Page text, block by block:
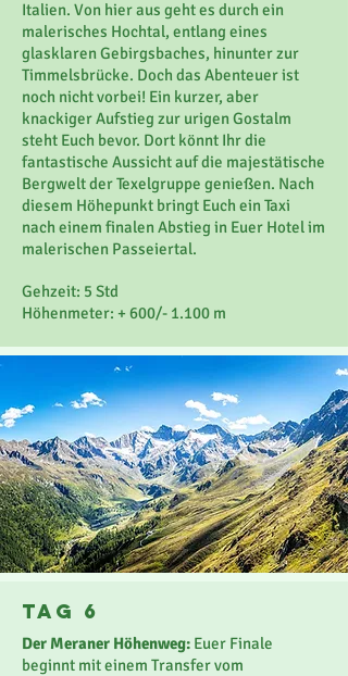
Italien. Von hier aus geht es durch ein
malerisches Hochtal, entlang eines
glasklaren Gebirgsbaches, hinunter zur
Timmelsbrücke. Doch das Abenteuer ist
noch nicht vorbei! Ein kurzer, aber
knackiger Aufstieg zur urigen Gostalm
steht Euch bevor. Dort könnt Ihr die
fantastische Aussicht auf die majestätische
Bergwelt der Texelgruppe genießen. Nach
diesem Höhepunkt bringt Euch ein Taxi
nach einem finalen Abstieg in Euer Hotel im
malerischen Passeiertal.
Gehzeit: 5 Std
Höhenmeter: + 600/- 1.100 m
Tag 6
Der Meraner Höhenweg: Euer Finale
beginnt mit einem Transfer vom